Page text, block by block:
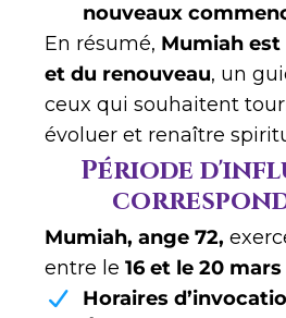
nouveaux
En résumé, Mumiah est
et du renouveau, un
ceux qui souhaitent
évoluer et renaître
Période
Mumiah, ange 72,
entre le 16 et le 20 mars
Horaires